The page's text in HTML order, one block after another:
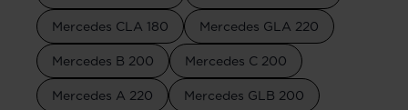
Mercedes CLA 180 Mercedes GLA 220
Mercedes B 200 Mercedes C 200
Mercedes A 220 Mercedes GLB 200